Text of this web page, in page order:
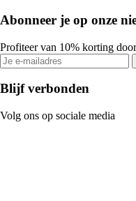
Abonneer je op onze
Profiteer van 10% korting
Blijf verbonden
Volg ons op sociale media